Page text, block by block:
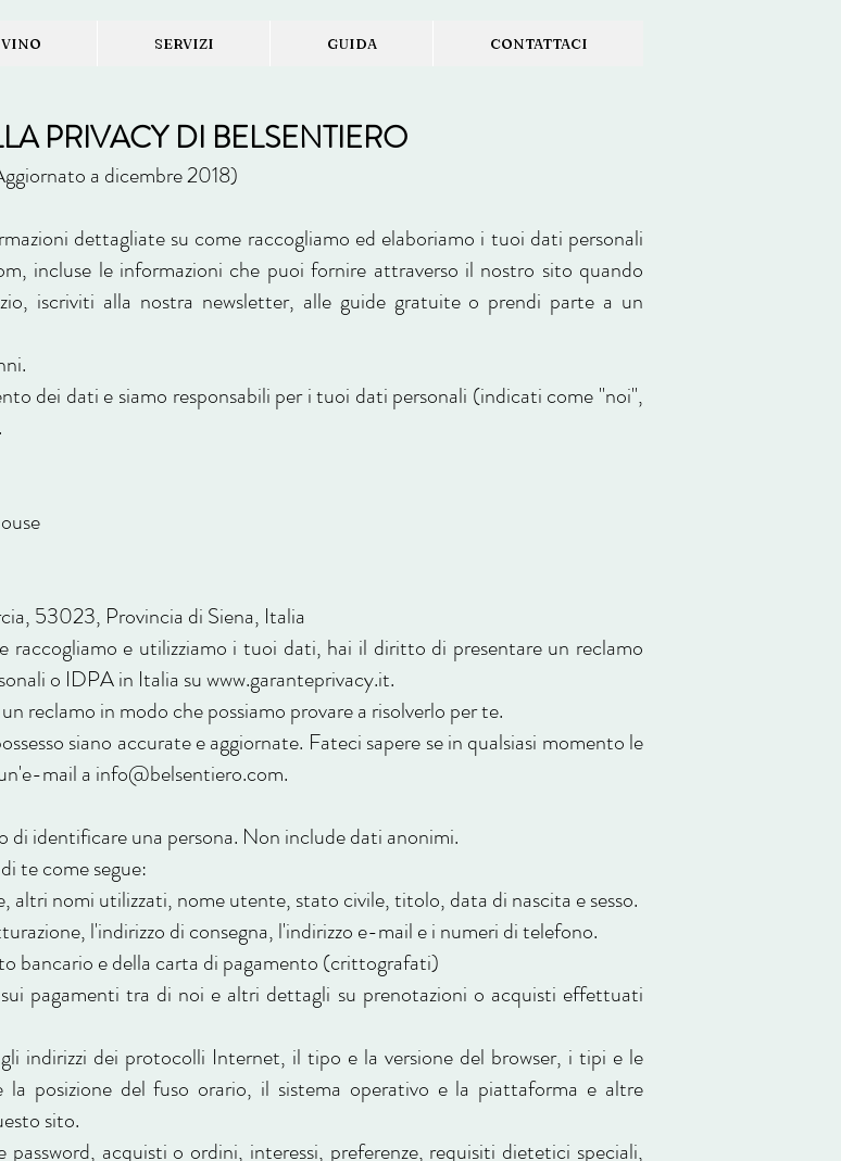
SERVIZI GUIDA CONTATTACI
PRIVACY DI BELSENTIERO
a dicembre 2018)
dettagliate su come raccogliamo ed elaboriamo i tuoi dati personali
, incluse le informazioni che puoi fornire attraverso il nostro sito quando
iscriviti alla nostra newsletter, alle guide gratuite o prendi parte a un
dei dati e siamo responsabili per i tuoi dati personali (indicati come "noi",
53023, Provincia di Siena, Italia
raccogliamo e utilizziamo i tuoi dati, hai il diritto di presentare un reclamo
o IDPA in Italia suwww.garanteprivacy.it.
reclamo in modo che possiamo provare a risolverlo per te.
siano accurate e aggiornate. Fateci sapere se in qualsiasi momento le
mail a info@belsentiero.com.
di identificare una persona. Non include dati anonimi.
te come segue:
altri nomi utilizzati, nome utente, stato civile, titolo, data di nascita e sesso.
l'indirizzo di consegna, l'indirizzo e-mail e i numeri di telefono.
bancario e della carta di pagamento (crittografati)
pagamenti tra di noi e altri dettagli su prenotazioni o acquisti effettuati
indirizzi dei protocolli Internet, il tipo e la versione del browser, i tipi e le
posizione del fuso orario, il sistema operativo e la piattaforma e altre
sito.
acquisti o ordini, interessi, preferenze, requisiti dietetici speciali,